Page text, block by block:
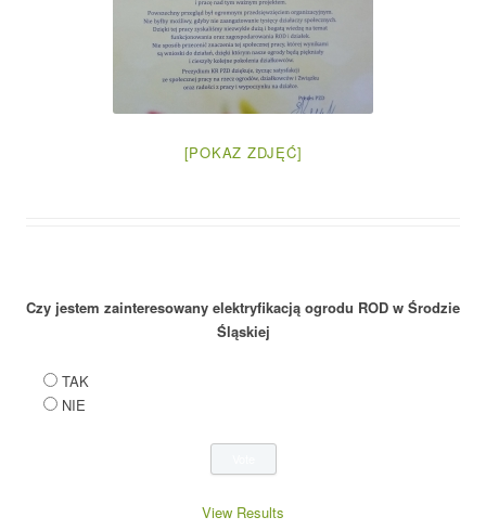
[POKAZ ZDJĘĆ]
Czy jestem zainteresowany elektryfikacją ogrodu ROD w Środzie
Śląskiej
TAK
NIE
View Results